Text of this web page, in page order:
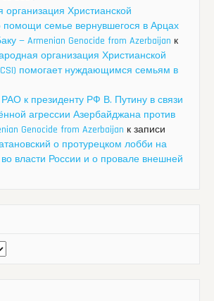
Христианской
помощи семье вернувшегося в Арцах
— Armenian Genocide from Azerbaijan к
организация Христианской
помогает нуждающимся семьям в
к президенту РФ В. Путину в связи
агрессии Азербайджана против
Genocide from Azerbaijan к записи
о протурецком лобби на
во власти России и о провале внешней